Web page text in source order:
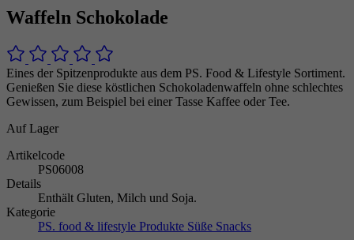
Waffeln Schokolade
Eines der Spitzenprodukte aus dem PS. Food & Lifestyle Sortiment.
Genießen Sie diese köstlichen Schokoladenwaffeln ohne schlechtes
Gewissen, zum Beispiel bei einer Tasse Kaffee oder Tee.
Auf Lager
Artikelcode
PS06008
Details
Enthält Gluten, Milch und Soja.
Kategorie
PS. food & lifestyle Produkte Süße Snacks